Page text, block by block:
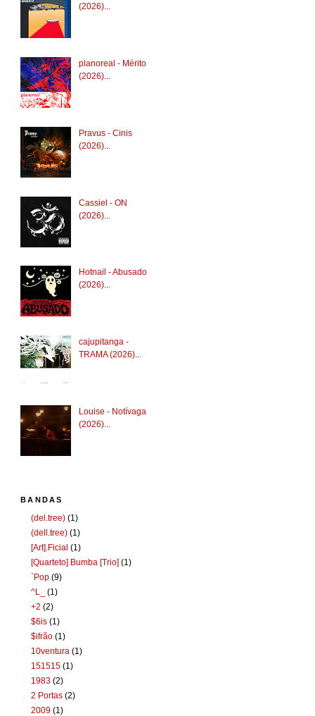
(2026)...
planoreal - Mérito
(2026)...
Pravus - Cinis
(2026)...
Cassiel - ON
(2026)...
Hotnail - Abusado
(2026)...
cajupitanga -
TRAMA (2026)...
Louise - Notívaga
(2026)...
BANDAS
(del.tree) (1)
(dell.tree) (1)
[Art].Ficial (1)
[Quarteto] Bumba [Trio] (1)
`Pop (9)
^L_
(1)
+2 (2)
$6is (1)
$ifrão (1)
10ventura (1)
151515 (1)
1983 (2)
2 Portas (2)
2009 (1)